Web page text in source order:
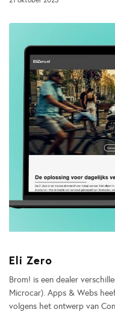
Eli Zero
Brom! is een dealer
Microcar). Apps & Webs
volgens het ontwerp van